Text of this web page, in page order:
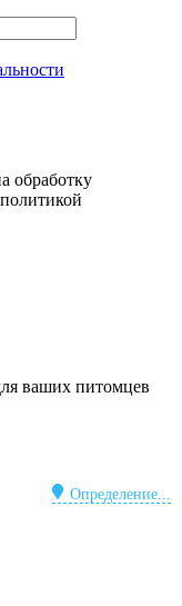
обработку
ваших питомцев
Определение...